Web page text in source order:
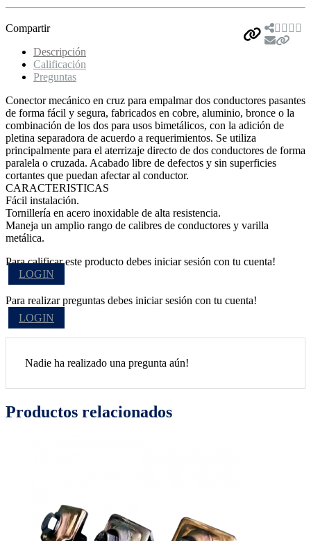
Compartir
Descripción
Calificación
Preguntas
Conector mecánico en cruz para empalmar dos conductores pasantes
de forma fácil y segura, fabricados en cobre, aluminio, bronce o la
combinación de los dos para usos bimetálicos, con la adición de
pletina separadora de acuerdo a requerimientos. Se utiliza
principalmente para el aterrizaje directo de dos conductores de forma
paralela o cruzada. Acabado libre de defectos y sin superficies
cortantes que puedan afectar al conductor.
CARACTERISTICAS
Fácil instalación.
Tornillería en acero inoxidable de alta resistencia.
Maneja un amplio rango de calibres de conductores y varilla
metálica.
Para calificar este producto debes iniciar sesión con tu cuenta!
LOGIN
Para realizar preguntas debes iniciar sesión con tu cuenta!
LOGIN
Nadie ha realizado una pregunta aún!
Productos relacionados